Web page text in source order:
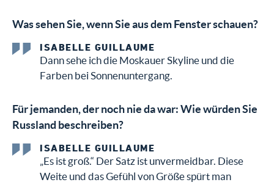
Was sehen Sie, wenn Sie aus dem Fenster schauen?
ISABELLE GUILLAUME
Dann sehe ich die Moskauer Skyline und die
Farben bei Sonnenuntergang.
Für jemanden, der noch nie da war: Wie würden Sie
Russland beschreiben?
ISABELLE GUILLAUME
„Es ist groß.“ Der Satz ist unvermeidbar. Diese
Weite und das Gefühl von Größe spürt man